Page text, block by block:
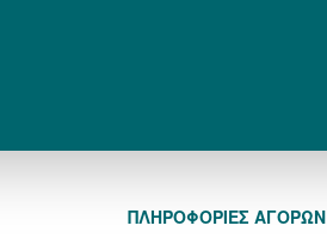
ΠΛΗΡΟΦΟΡΙΕΣ ΑΓΟΡΩΝ